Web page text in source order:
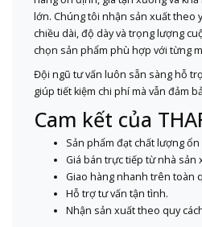
lớn. Chúng tôi nhận sản xuất theo
chiều dài, độ dày và trọng lượng
chọn sản phẩm phù hợp với từng
Đội ngũ tư vấn luôn sẵn sàng hỗ
giúp tiết kiệm chi phí mà vẫn đảm
Cam kết của
Sản phẩm đạt chất lượng ổn
Giá bán trực tiếp từ nhà sản
Giao hàng nhanh trên toàn
Hỗ trợ tư vấn tận tình.
Nhận sản xuất theo quy